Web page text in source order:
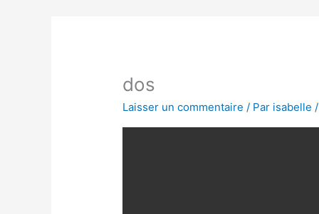
dos
Laisser un commentaire / Par isabelle /